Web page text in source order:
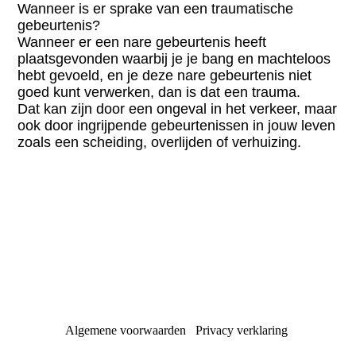
Wanneer is er sprake van een traumatische
gebeurtenis?
Wanneer er een nare gebeurtenis heeft
plaatsgevonden waarbij je je bang en machteloos
hebt gevoeld, en je deze nare gebeurtenis niet
goed kunt verwerken, dan is dat een trauma.
Dat kan zijn door een ongeval in het verkeer, maar
ook door ingrijpende gebeurtenissen in jouw leven
zoals een scheiding, overlijden of verhuizing.
Algemene voorwaarden Privacy verklaring